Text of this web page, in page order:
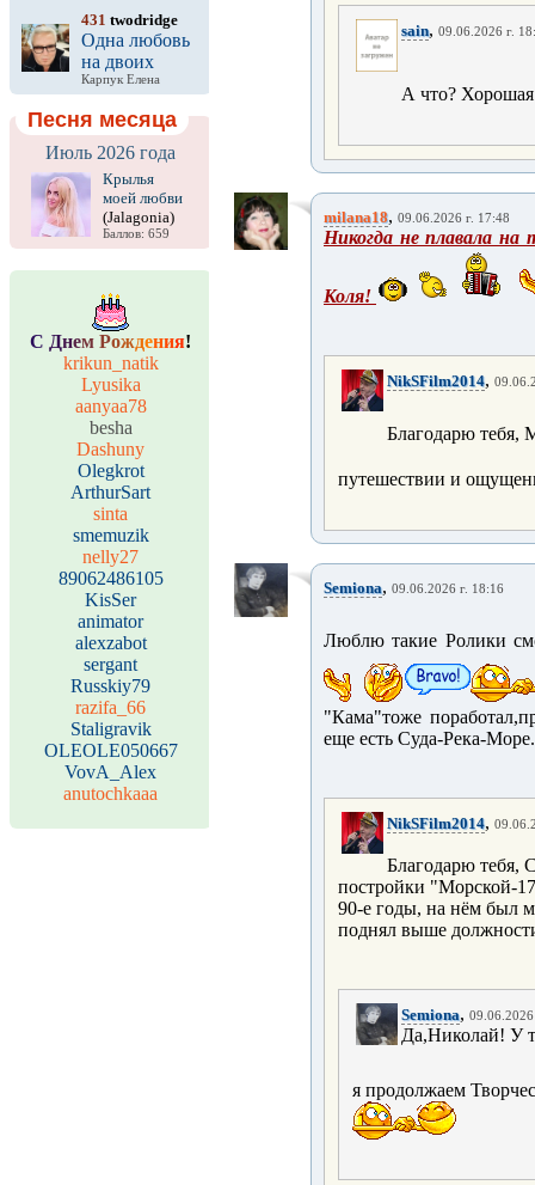
431 twodridge
Одна любовь
на двоих
Карпук Елена
Песня месяца
Июль 2026 года
Крылья
моей любви
(Jalagonia)
Баллов: 659
С Днем Рождения!
krikun_natik
Lyusika
aanyaa78
besha
Dashuny
Olegkrot
ArthurSart
sinta
smemuzik
nelly27
89062486105
KisSer
animator
alexzabot
sergant
Russkiy79
razifa_66
Staligravik
OLEOLE050667
VovA_Alex
anutochkaaa
sain, 09.06.2026 г.
А что?
milana18, 09.06.2026 г. 17:48
Никогда не плавала
Коля!
NikSFilm2014,
Благодарю тебя,
путешествии и
Semiona, 09.06.2026 г. 18:16
Люблю такие Ролики
"Кама"тоже
еще есть Суда-Река-
NikSFilm2014,
Благодарю тебя,
постройки "Морской-
90-е годы, на нём был
поднял выше
Semiona,
Да,Николай! У
я продолжаем